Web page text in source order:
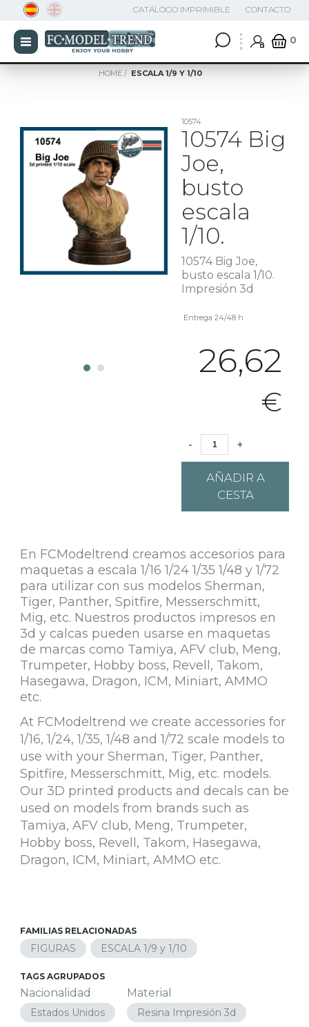
0
CATÁLOGO IMPRIMIBLE CONTACTO
HOME ESCALA 1/9 Y 1/10
10574
10574 Big
Joe,
busto
escala
1/10.
10574 Big Joe,
busto escala 1/10.
Impresión 3d
Entrega 24/48 h
26,62
€
- +
AÑADIR A
CESTA
En FCModeltrend creamos accesorios para
maquetas a escala 1/16 1/24 1/35 1/48 y 1/72
para utilizar con sus modelos Sherman,
Tiger, Panther, Spitfire, Messerschmitt,
Mig, etc. Nuestros productos impresos en
3d y calcas pueden usarse en maquetas
de marcas como Tamiya, AFV club, Meng,
Trumpeter, Hobby boss, Revell, Takom,
Hasegawa, Dragon, ICM, Miniart, AMMO
etc.
At FCModeltrend we create accessories for
1/16, 1/24, 1/35, 1/48 and 1/72 scale models to
use with your Sherman, Tiger, Panther,
Spitfire, Messerschmitt, Mig, etc. models.
Our 3D printed products and decals can be
used on models from brands such as
Tamiya, AFV club, Meng, Trumpeter,
Hobby boss, Revell, Takom, Hasegawa,
Dragon, ICM, Miniart, AMMO etc.
FAMILIAS RELACIONADAS
FIGURAS ESCALA 1/9 y 1/10
TAGS AGRUPADOS
Nacionalidad
Estados Unidos
Material
Resina Impresión 3d